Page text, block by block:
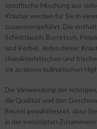
spezifische Mischung aus
Kräuter werden für Sie in
zusammengeführt. Die
Schnittlauch, Borretsch,
und Kerbel. Jedes dieser
charakteristischen und
sie zu einem kulinarischen
Die Verwendung der
die Qualität und den
Beutel gewährleistet, dass
in der benötigten